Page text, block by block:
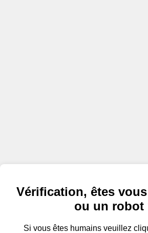
Vérification, êtes
ou un robot
Si vous êtes humains veuillez